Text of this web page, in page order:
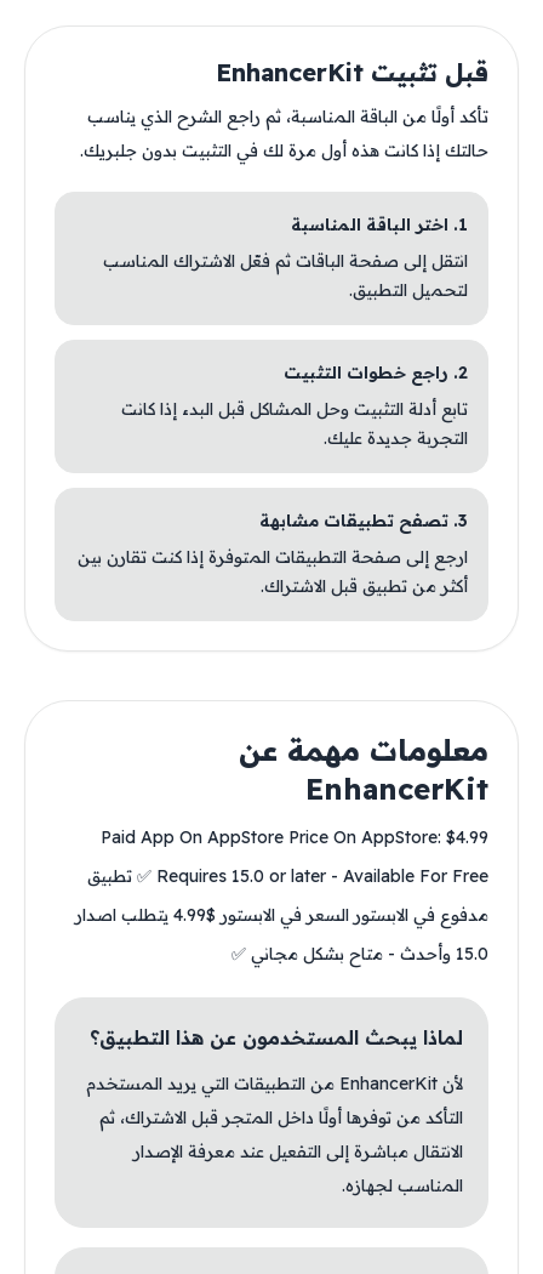
قبل تثبيت EnhancerKit
تأكد أولًا من الباقة المناسبة، ثم راجع الشرح الذي يناسب
حالتك إذا كانت هذه أول مرة لك في التثبيت بدون جلبريك.
1. اختر الباقة المناسبة
انتقل إلى صفحة الباقات ثم فعّل الاشتراك المناسب
لتحميل التطبيق.
2. راجع خطوات التثبيت
تابع أدلة التثبيت وحل المشاكل قبل البدء إذا كانت
التجربة جديدة عليك.
3. تصفح تطبيقات مشابهة
ارجع إلى صفحة التطبيقات المتوفرة إذا كنت تقارن بين
أكثر من تطبيق قبل الاشتراك.
معلومات مهمة عن
EnhancerKit
Paid App On AppStore Price On AppStore: $4.99
Requires 15.0 or later - Available For Free ✅ تطبيق
مدفوع في الابستور السعر في الابستور $4.99 يتطلب اصدار
15.0 وأحدث - متاح بشكل مجاني ✅
لماذا يبحث المستخدمون عن هذا التطبيق؟
لأن EnhancerKit من التطبيقات التي يريد المستخدم
التأكد من توفرها أولًا داخل المتجر قبل الاشتراك، ثم
الانتقال مباشرة إلى التفعيل عند معرفة الإصدار
المناسب لجهازه.